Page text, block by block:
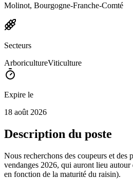
Molinot, Bourgogne-Franche-Comté
Secteurs
ArboricultureViticulture
Expire le
18 août 2026
Description du poste
Nous recherchons des coupeurs et des
vendanges 2026, qui auront lieu
en fonction de la maturité du raisin).